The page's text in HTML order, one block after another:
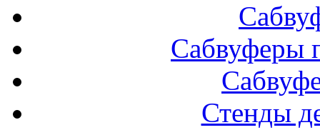
Сабвуферы
Стенды